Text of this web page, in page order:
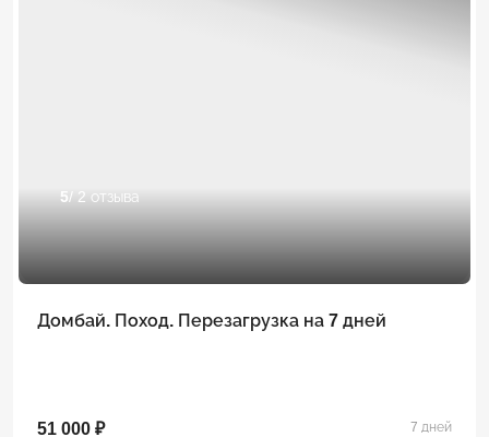
5/ 2 отзыва
Домбай. Поход. Перезагрузка на 7 дней
51 000 ₽ 7 дней